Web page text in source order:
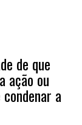
de que
ação ou
a